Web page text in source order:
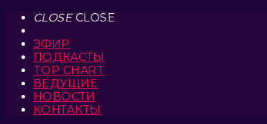
CLOSECLOSE
ЭФИР
ПОДКАСТЫ
TOP CHART
ВЕДУЩИЕ
НОВОСТИ
КОНТАКТЫ